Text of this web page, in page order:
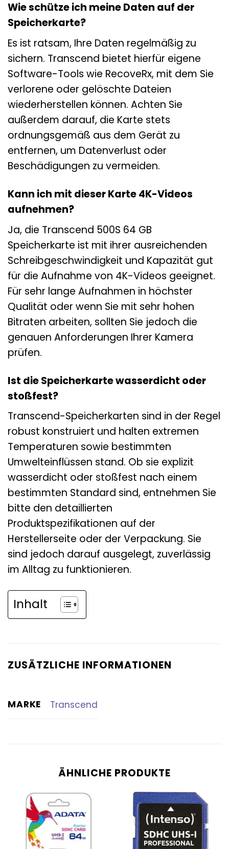
Wie schütze ich meine Daten auf der
Speicherkarte?
Es ist ratsam, Ihre Daten regelmäßig zu
sichern. Transcend bietet hierfür eigene
Software-Tools wie RecoveRx, mit dem Sie
verlorene oder gelöschte Dateien
wiederherstellen können. Achten Sie
außerdem darauf, die Karte stets
ordnungsgemäß aus dem Gerät zu
entfernen, um Datenverlust oder
Beschädigungen zu vermeiden.
Kann ich mit dieser Karte 4K-Videos
aufnehmen?
Ja, die Transcend 500S 64 GB
Speicherkarte ist mit ihrer ausreichenden
Schreibgeschwindigkeit und Kapazität gut
für die Aufnahme von 4K-Videos geeignet.
Für sehr lange Aufnahmen in höchster
Qualität oder wenn Sie mit sehr hohen
Bitraten arbeiten, sollten Sie jedoch die
genauen Anforderungen Ihrer Kamera
prüfen.
Ist die Speicherkarte wasserdicht oder
stoßfest?
Transcend-Speicherkarten sind in der Regel
robust konstruiert und halten extremen
Temperaturen sowie bestimmten
Umwelteinflüssen stand. Ob sie explizit
wasserdicht oder stoßfest nach einem
bestimmten Standard sind, entnehmen Sie
bitte den detaillierten
Produktspezifikationen auf der
Herstellerseite oder der Verpackung. Sie
sind jedoch darauf ausgelegt, zuverlässig
im Alltag zu funktionieren.
Inhalt
ZUSÄTZLICHE INFORMATIONEN
MARKE Transcend
ÄHNLICHE PRODUKTE